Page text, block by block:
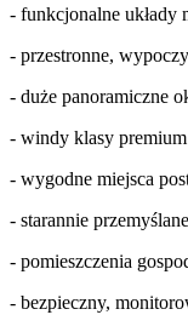
- funkcjonalne układy
- przestronne,
- duże panoramiczne
- windy klasy premium
- wygodne miejsca
- starannie
- pomieszczenia
- bezpieczny,